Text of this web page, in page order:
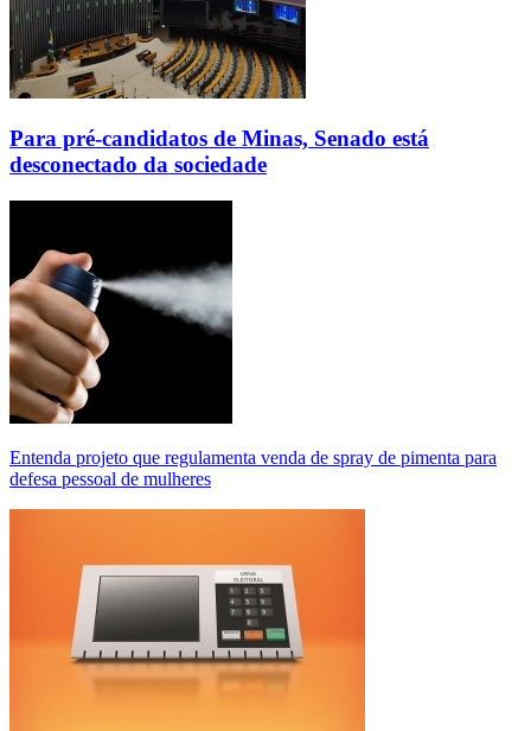
Para pré-candidatos de Minas, Senado está
desconectado da sociedade
Entenda projeto que regulamenta venda de spray de pimenta para
defesa pessoal de mulheres